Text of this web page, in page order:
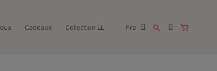
Cadeaux Collection LL Fra search